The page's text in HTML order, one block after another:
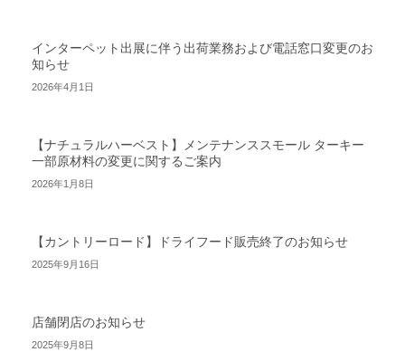
インターペット出展に伴う出荷業務および電話窓口変更のお
知らせ
2026年4月1日
【ナチュラルハーベスト】メンテナンススモール ターキー
一部原材料の変更に関するご案内
2026年1月8日
【カントリーロード】ドライフード販売終了のお知らせ
2025年9月16日
店舗閉店のお知らせ
2025年9月8日